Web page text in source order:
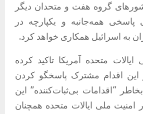
گروه هفت و متحدان دیگر
همه‌جانبه و یکپارچه در
به اسرائیل همکاری خواهد کرد.
متحده آمریکا تاکید کرده
اقدام مشترک پاسخگو‌ کردن
“اقدامات بی‌ثبات‌کننده” این
ملی ایالات متحده همچنان